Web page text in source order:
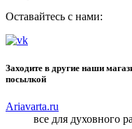
Оставайтесь с нами:
Заходите в другие наши
посылкой
Ariavarta.ru
все для духовного